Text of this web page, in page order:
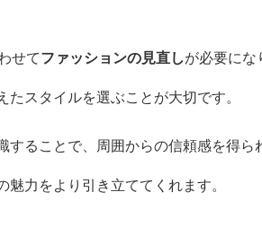
せてファッションの見直しが必要にな
スタイルを選ぶことが大切です。
ることで、周囲からの信頼感を得ら
力をより引き立ててくれます。